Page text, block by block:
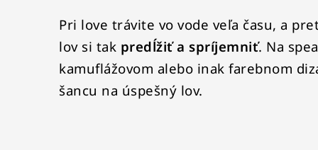
Pri love trávite vo vode veľa času, a
lov si tak predĺžiť a spríjemniť. Na
kamuflážovom alebo inak farebnom
šancu na úspešný lov.